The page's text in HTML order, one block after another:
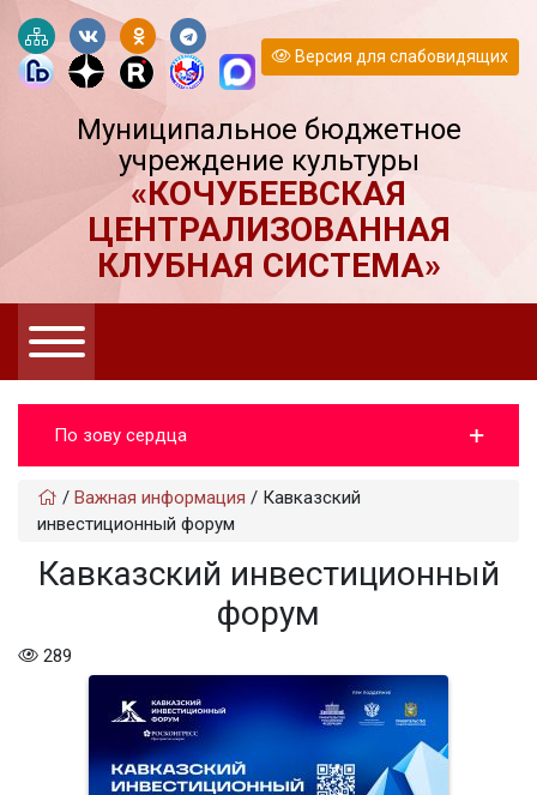
Версия для слабовидящих
Муниципальное бюджетное
учреждение культуры
«КОЧУБЕЕВСКАЯ
ЦЕНТРАЛИЗОВАННАЯ
КЛУБНАЯ СИСТЕМА»
По зову сердца
/ Важная информация / Кавказский
инвестиционный форум
Кавказский инвестиционный
форум
289